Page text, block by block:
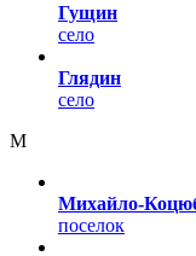
Гущин
село
Глядин
село
М
Михайло-
поселок